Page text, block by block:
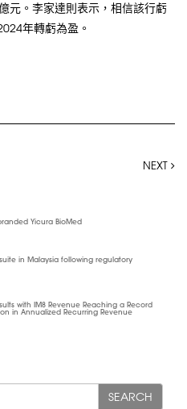
元。李家達則表示，相信該行虧
年轉虧為盈。
NEXT
Yicura BioMed
in Malaysia following regulatory
with IM8 Revenue Reaching a Record
in Annualized Recurring Revenue
SEARCH